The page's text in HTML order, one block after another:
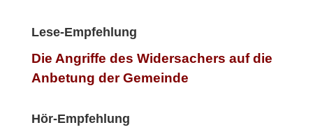
Lese-Empfehlung
Die Angriffe des Widersachers auf die
Anbetung der Gemeinde
Hör-Empfehlung